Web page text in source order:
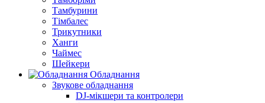
Тамбурини
Тімбалес
Трикутники
Ханги
Чаймес
Шейкери
Обладнання
Звукове обладнання
DJ-мікшери та контролери